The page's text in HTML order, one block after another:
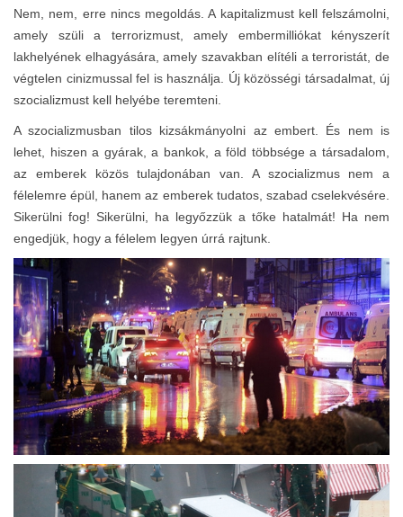
Nem, nem, erre nincs megoldás. A kapitalizmust kell felszámolni,
amely szüli a terrorizmust, amely embermilliókat kényszerít
lakhelyének elhagyására, amely szavakban elítéli a terroristát, de
végtelen cinizmussal fel is használja. Új közösségi társadalmat, új
szocializmust kell helyébe teremteni.
A szocializmusban tilos kizsákmányolni az embert. És nem is
lehet, hiszen a gyárak, a bankok, a föld többsége a társadalom,
az emberek közös tulajdonában van. A szocializmus nem a
félelemre épül, hanem az emberek tudatos, szabad cselekvésére.
Sikerülni fog! Sikerülni, ha legyőzzük a tőke hatalmát! Ha nem
engedjük, hogy a félelem legyen úrrá rajtunk.